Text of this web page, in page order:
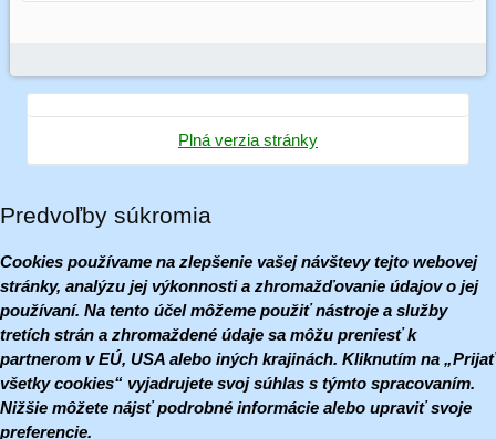
Plná verzia stránky
Predvoľby súkromia
Cookies používame na zlepšenie vašej návštevy tejto webovej
stránky, analýzu jej výkonnosti a zhromažďovanie údajov o jej
používaní. Na tento účel môžeme použiť nástroje a služby
tretích strán a zhromaždené údaje sa môžu preniesť k
partnerom v EÚ, USA alebo iných krajinách. Kliknutím na „Prijať
všetky cookies“ vyjadrujete svoj súhlas s týmto spracovaním.
Nižšie môžete nájsť podrobné informácie alebo upraviť svoje
preferencie.